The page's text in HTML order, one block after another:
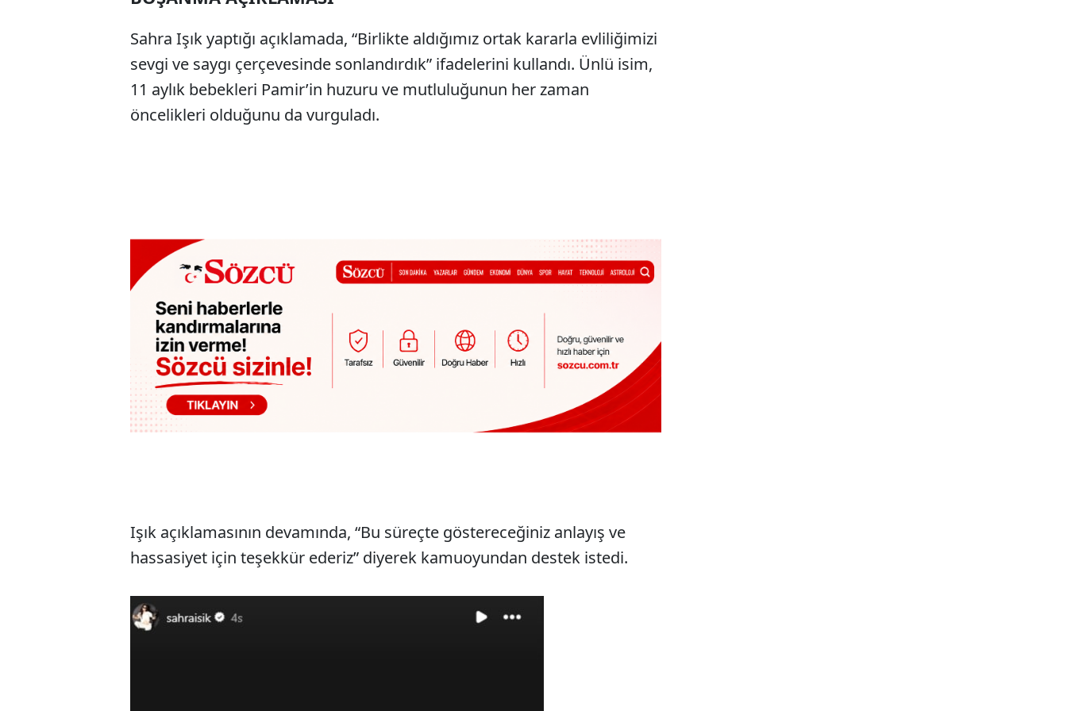
Sahra Işık yaptığı açıklamada, “Birlikte aldığımız ortak kararla evliliğimizi
sevgi ve saygı çerçevesinde sonlandırdık” ifadelerini kullandı. Ünlü isim,
11 aylık bebekleri Pamir’in huzuru ve mutluluğunun her zaman
öncelikleri olduğunu da vurguladı.
Işık açıklamasının devamında, “Bu süreçte göstereceğiniz anlayış ve
hassasiyet için teşekkür ederiz” diyerek kamuoyundan destek istedi.